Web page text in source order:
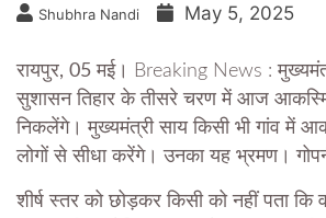
Shubhra Nandi May 5, 2025
रायपुर, 05 मई।
Breaking News :
सुशासन तिहार के तीसरे चरण में आज
निकलेंगे। मुख्यमंत्री साय किसी भी गांव में
लोगों से सीधा करेंगे। उनका यह भ्रमण।
शीर्ष स्तर को छोड़कर किसी को नहीं पता कि